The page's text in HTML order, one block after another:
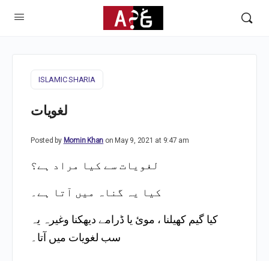
ISLAMIC SHARIA
لغویات
Posted by Momin Khan on May 9, 2021 at 9:47 am
لغویات سے کیا مراد ہے؟
کیا یہ گناہ میں آتا ہے
کیا گیم کھیلنا ، موئ یا ڈرامے دیھکنا وغیرہ یہ
سب لغویات میں آتا۔